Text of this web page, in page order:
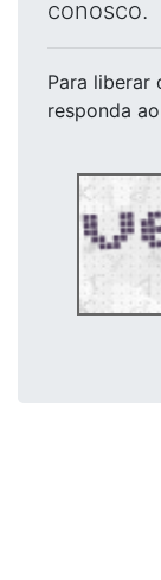
conosco.
Para liberar
responda